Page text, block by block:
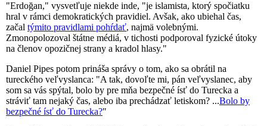
"Erdoğan," vysvetľuje niekde inde, "je islamista, ktorý spočiatku
hral v rámci demokratických pravidiel. Avšak, ako ubiehal čas,
začal týmito pravidlami pohŕdať, najmä volebnými.
Zmonopolozoval štátne médiá, v tichosti podporoval fyzické útoky
na členov opozičnej strany a kradol hlasy."
Daniel Pipes potom prináša správy o tom, ako sa obrátil na
tureckého veľvyslanca: "A tak, dovoľte mi, pán veľvyslanec, aby
som sa vás spýtal, bolo by pre mňa bezpečné ísť do Turecka a
stráviť tam nejaký čas, alebo iba prechádzať letiskom? ...Bolo by
bezpečné ísť do Turecka?"